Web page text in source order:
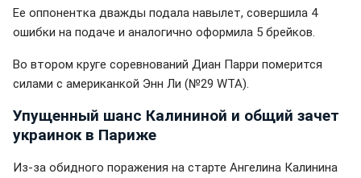
Ее оппонентка дважды подала навылет, совершила 4
ошибки на подаче и аналогично оформила 5 брейков.
Во втором круге соревнований Диан Парри померится
силами с американкой Энн Ли (№29 WTA).
Упущенный шанс Калининой и общий зачет
украинок в Париже
Из-за обидного поражения на старте Ангелина Калинина